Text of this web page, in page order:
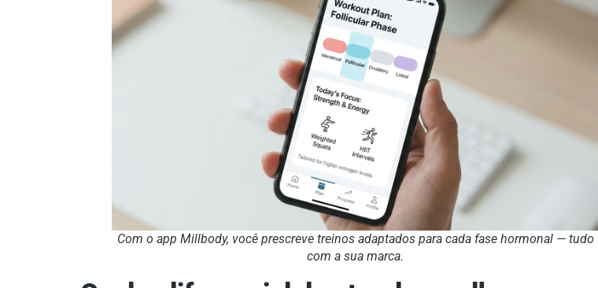
Com o app Millbody, você prescreve treinos adaptados para cada fase hormonal — tudo
com a sua marca.